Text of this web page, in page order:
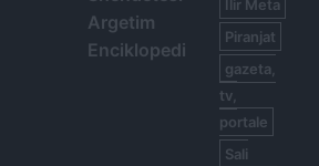
Argetim
Enciklopedi
Ilir Meta
Piranjat
gazeta,
tv,
portale
Sali